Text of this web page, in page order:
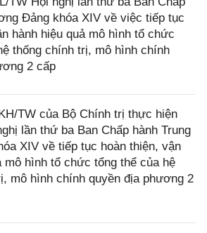
Đảng khóa XIV về việc tiếp tục
hành hiệu quả mô hình tổ chức
thống chính trị, mô hình chính
2 cấp
TW của Bộ Chính trị thực hiện
lần thứ ba Ban Chấp hành Trung
XIV về tiếp tục hoàn thiện, vận
mô hình tổ chức tổng thể của hệ
mô hình chính quyền địa phương 2